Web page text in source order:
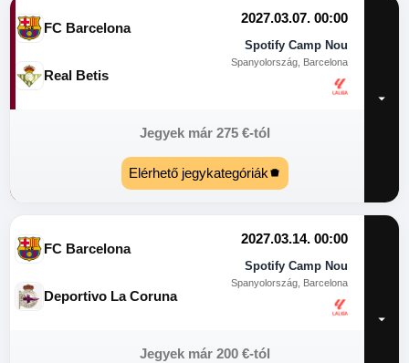
FC Barcelona
2027.03.07. 00:00
Spotify Camp Nou
Spanyolország, Barcelona
Real Betis
Jegyek már 275 €-tól
Elérhető jegykategóriák
FC Barcelona
2027.03.14. 00:00
Spotify Camp Nou
Spanyolország, Barcelona
Deportivo La Coruna
Jegyek már 200 €-tól